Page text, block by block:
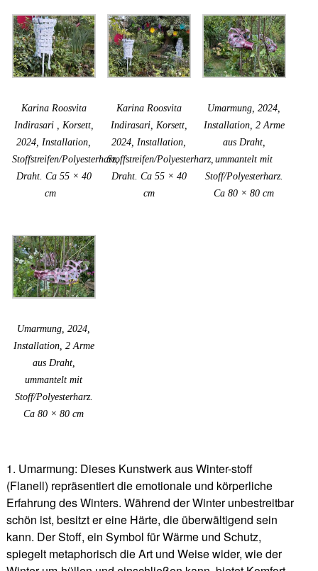
Karina Roosvita
Indirasari , Korsett,
2024, Installation,
Stoffstreifen/Polyesterharz,
Draht. Ca 55 × 40
cm
Karina Roosvita
Indirasari, Korsett,
2024, Installation,
Stoffstreifen/Polyesterharz,
Draht. Ca 55 × 40
cm
Umarmung, 2024,
Installation, 2 Arme
aus Draht,
ummantelt mit
Stoff/Polyesterharz.
Ca 80 × 80 cm
Umarmung, 2024,
Installation, 2 Arme
aus Draht,
ummantelt mit
Stoff/Polyesterharz.
Ca 80 × 80 cm
1. Umarmung: Dieses Kunstwerk aus Winter-stoff
(Flanell) repräsentiert die emotionale und körperliche
Erfahrung des Winters. Während der Winter unbestreitbar
schön ist, besitzt er eine Härte, die überwältigend sein
kann. Der Stoff, ein Symbol für Wärme und Schutz,
spiegelt metaphorisch die Art und Weise wider, wie der